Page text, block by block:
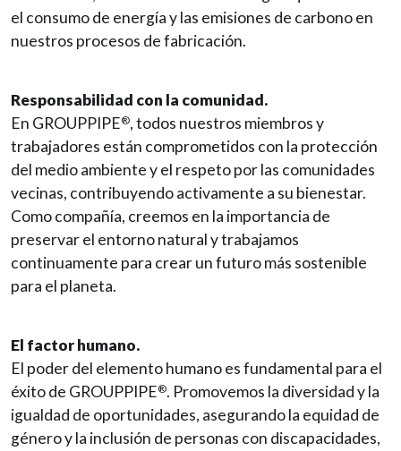
el consumo de energía y las emisiones de carbono en
nuestros procesos de fabricación.
Responsabilidad con la comunidad.
En GROUPPIPE®, todos nuestros miembros y
trabajadores están comprometidos con la protección
del medio ambiente y el respeto por las comunidades
vecinas, contribuyendo activamente a su bienestar.
Como compañía, creemos en la importancia de
preservar el entorno natural y trabajamos
continuamente para crear un futuro más sostenible
para el planeta.
El factor humano.
El poder del elemento humano es fundamental para el
éxito de GROUPPIPE®. Promovemos la diversidad y la
igualdad de oportunidades, asegurando la equidad de
género y la inclusión de personas con discapacidades,